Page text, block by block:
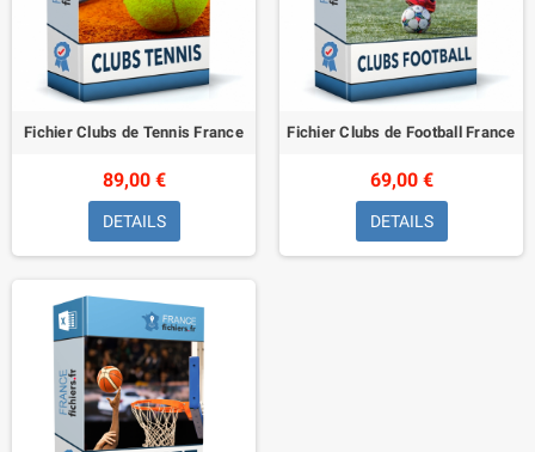
Fichier Clubs de Tennis France
89,00 €
DETAILS
Fichier Clubs de Football France
69,00 €
DETAILS